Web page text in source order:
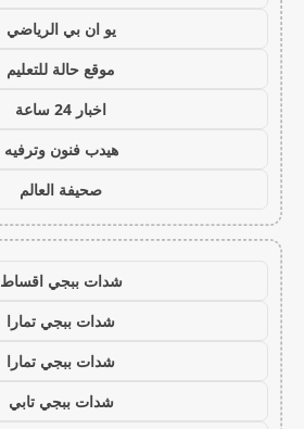
يو ان بي الرياضي
موقع حالة للتعليم
اخبار 24 ساعة
هيدب فنون وترفيه
صحيفة العالم
شدات ببجي اقساط
شدات ببجي تمارا
شدات ببجي تمارا
شدات ببجي تابي